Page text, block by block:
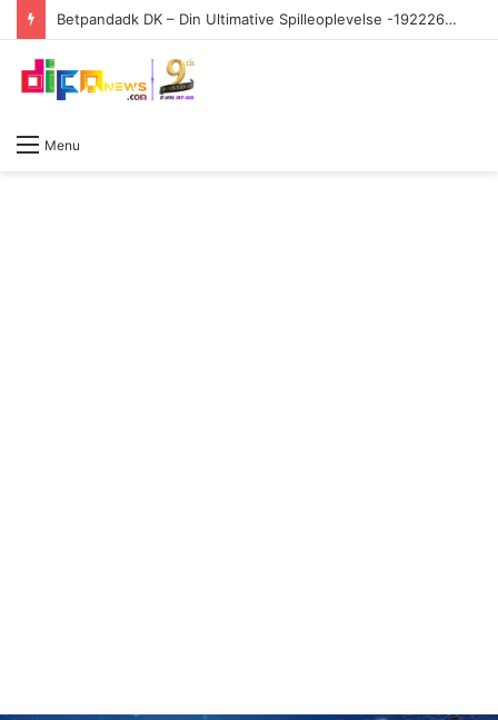
Betpandadk DK – Din Ultimative Spilleoplevelse -1922263312
Menu